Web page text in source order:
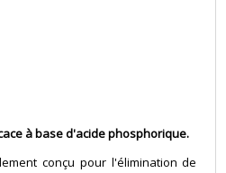
à base d'acide phosphorique.
conçu pour l'élimination de